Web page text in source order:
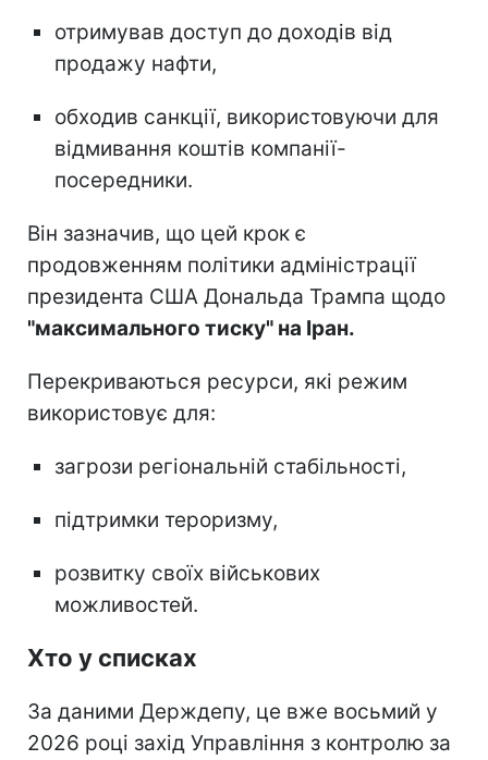
отримував доступ до доходів від
продажу нафти,
обходив санкції, використовуючи для
відмивання коштів компанії-
посередники.
Він зазначив, що цей крок є
продовженням політики адміністрації
президента США Дональда Трампа щодо
"максимального тиску" на Іран.
Перекриваються ресурси, які режим
використовує для:
загрози регіональній стабільності,
підтримки тероризму,
розвитку своїх військових
можливостей.
Хто у списках
За даними Держдепу, це вже восьмий у
2026 році захід Управління з контролю за